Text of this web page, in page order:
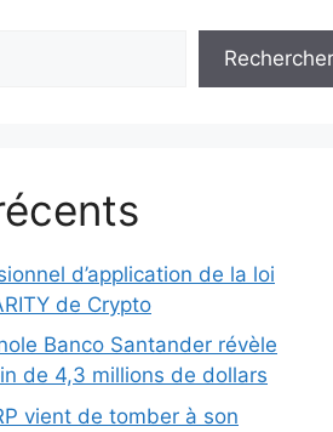
Rechercher
d’application de la loi
de Crypto
Banco Santander révèle
de 4,3 millions de dollars
vient de tomber à son